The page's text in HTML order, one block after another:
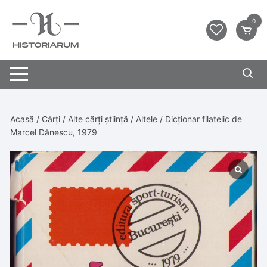
0
Acasă / Cărți / Alte cărți știință / Altele / Dicționar filatelic de
Marcel Dănescu, 1979